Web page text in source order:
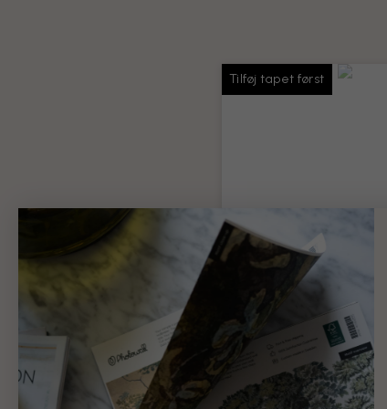
Tilføj tapet først
Tapetlim
Lim nok til hele din
69 kr.